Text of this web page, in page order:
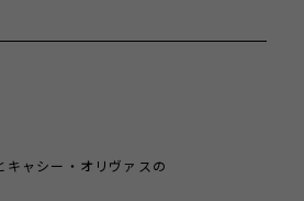
キャシー・オリヴァスの